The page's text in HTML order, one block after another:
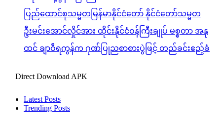
ပြည်ထောင်စုသမ္မတမြန်မာနိုင်ငံတော် နိုင်ငံတော်သမ္မတ
ဦးမင်းအောင်လှိုင်အား ထိုင်းနိုင်ငံဝန်ကြီးချုပ် မစ္စတာ အနု
ထင် ချာဝီရကွန်က ဂုဏ်ပြုညစာစားပွဲဖြင့် တည်ခင်းဧည့်ခံ
Direct Download APK
Latest Posts
Trending Posts